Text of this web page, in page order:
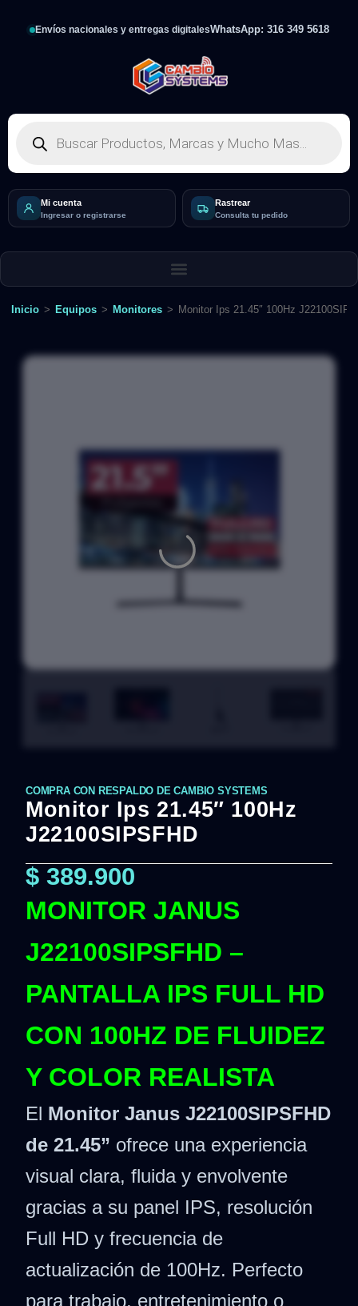
Envíos nacionales y entregas digitalesWhatsApp: 316 349 5618
Mi cuenta
Ingresar o registrarse
Rastrear
Consulta tu pedido
Inicio > Equipos > Monitores > Monitor Ips 21.45″ 100Hz
COMPRA CON RESPALDO DE CAMBIO SYSTEMS
Monitor Ips 21.45″ 100Hz
J22100SIPSFHD
$ 389.900
MONITOR JANUS
J22100SIPSFHD –
PANTALLA IPS FULL HD
CON 100HZ DE FLUIDEZ
Y COLOR REALISTA
El Monitor Janus J22100SIPSFHD
de 21.45” ofrece una experiencia
visual clara, fluida y envolvente
gracias a su panel IPS, resolución
Full HD y frecuencia de
actualización de 100Hz. Perfecto
para trabajo, entretenimiento o